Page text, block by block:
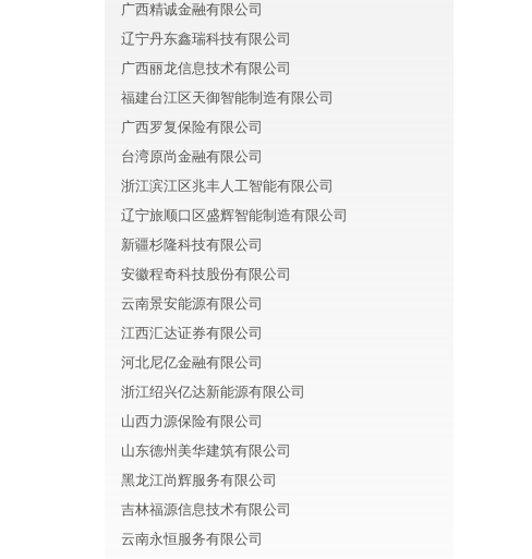
广西精诚金融有限公司
辽宁丹东鑫瑞科技有限公司
广西丽龙信息技术有限公司
福建台江区天御智能制造有限公司
广西罗复保险有限公司
台湾原尚金融有限公司
浙江滨江区兆丰人工智能有限公司
辽宁旅顺口区盛辉智能制造有限公司
新疆杉隆科技有限公司
安徽程奇科技股份有限公司
云南景安能源有限公司
江西汇达证券有限公司
河北尼亿金融有限公司
浙江绍兴亿达新能源有限公司
山西力源保险有限公司
山东德州美华建筑有限公司
黑龙江尚辉服务有限公司
吉林福源信息技术有限公司
云南永恒服务有限公司